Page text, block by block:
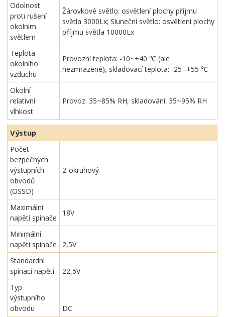
Odolnost
proti rušení
okolním
světlem
Žárovkové světlo: osvětlení plochy příjmu
světla 3000Lx; Sluneční světlo: osvětlení plochy
příjmu světla 10000Lx
Teplota
okolního
vzduchu
Provozní teplota: -10~+40 ℃ (ale
nezmrazené), skladovací teplota: -25 -+55 ℃
Okolní
relativní
vlhkost
Provoz: 35~85% RH, skladování: 35~95% RH
Výstup
Počet
bezpečných
výstupních
obvodů
(OSSD)
2-okruhový
Maximální
napětí spínače
18V
Minimální
napětí spínače
2,5V
Standardní
spínací napětí
22,5V
Typ
výstupního
obvodu
DC